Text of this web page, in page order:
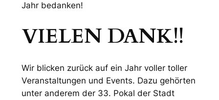
Jahr bedanken!
VIELEN DANK!!
Wir blicken zurück auf ein Jahr voller toller
Veranstaltungen und Events. Dazu gehörten
unter anderem der 33. Pokal der Stadt